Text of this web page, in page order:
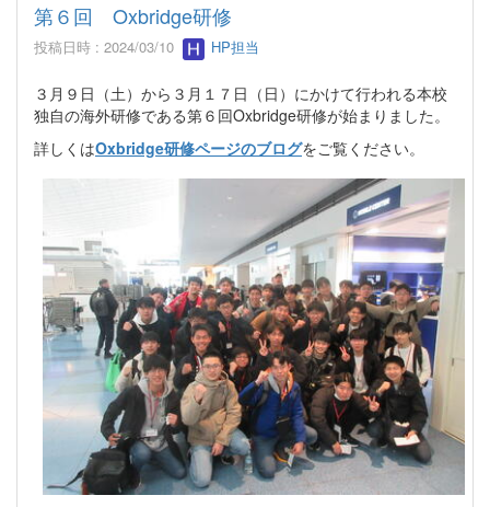
第６回 Oxbridge研修
投稿日時 : 2024/03/10 HP担当
３月９日（土）から３月１７日（日）にかけて行われる本校
独自の海外研修である第６回Oxbridge研修が始まりました。
詳しくはOxbridge研修ページのブログをご覧ください。